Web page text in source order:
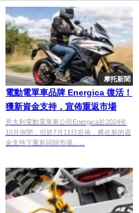
摩托新聞
電動電單車品牌 Energica 復活！
獲新資金支持，宣佈重返市場
意大利電動電單車公司Energica於2024年
10月倒閉，但於7月11日宣佈，將在新的資
金支持下重新回歸市場。...